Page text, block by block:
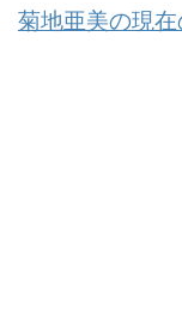
菊地亜美の現